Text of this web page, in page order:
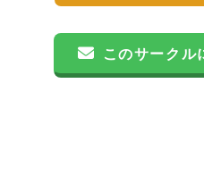
このサークル